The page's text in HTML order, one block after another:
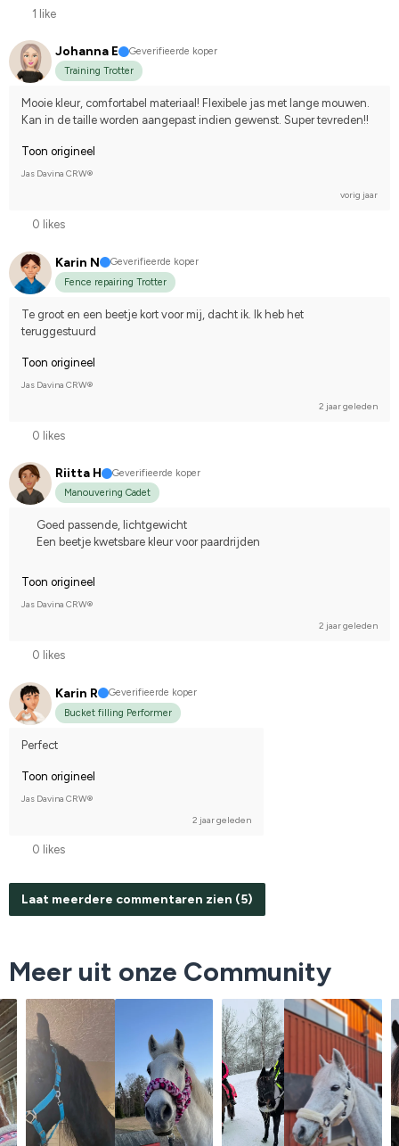
1 like
Johanna E
Geverifieerde koper
Training Trotter
Mooie kleur, comfortabel materiaal! Flexibele jas met lange mouwen.
Kan in de taille worden aangepast indien gewenst. Super tevreden!!
Toon origineel
Jas Davina CRW®
vorig jaar
0 likes
Karin N
Geverifieerde koper
Fence repairing Trotter
Te groot en een beetje kort voor mij, dacht ik. Ik heb het
teruggestuurd
Toon origineel
Jas Davina CRW®
2 jaar geleden
0 likes
Riitta H
Geverifieerde koper
Manouvering Cadet
Goed passende, lichtgewicht
Een beetje kwetsbare kleur voor paardrijden
Toon origineel
Jas Davina CRW®
2 jaar geleden
0 likes
Karin R
Geverifieerde koper
Bucket filling Performer
Perfect
Toon origineel
Jas Davina CRW®
2 jaar geleden
0 likes
Laat meerdere commentaren zien (5)
Meer uit onze Community